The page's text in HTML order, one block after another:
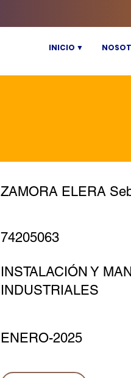
INICIO ▼
ZAMORA ELERA
74205063
INSTALACIÓN Y
INDUSTRIALES
ENERO-2025